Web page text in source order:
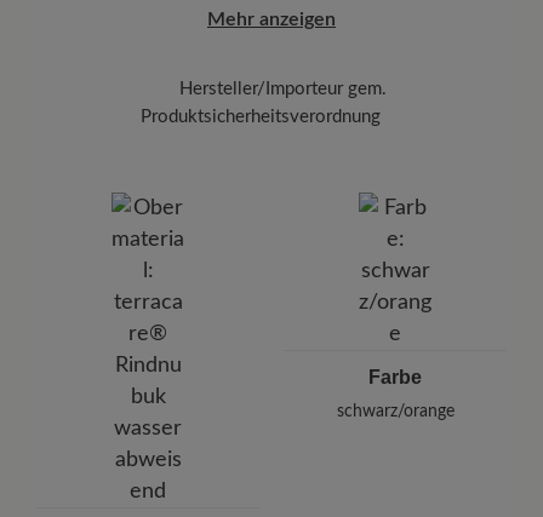
Atmungsaktiv
verstärkt die wasserabweisenden
Schützen Sie das Leder abschließend mit dem
ImprägniersprayCarbon Pro (400 ml)
Mehr anzeigen
Hersteller/Importeur gem.
Produktsicherheitsverordnung
Pleidelsheimer Str. 15/1, 74321 Bietigheim-Bissingen,
E-Mail:
kundenbetreuung@baer-schuhe.ch
Farbe
schwarz/orange